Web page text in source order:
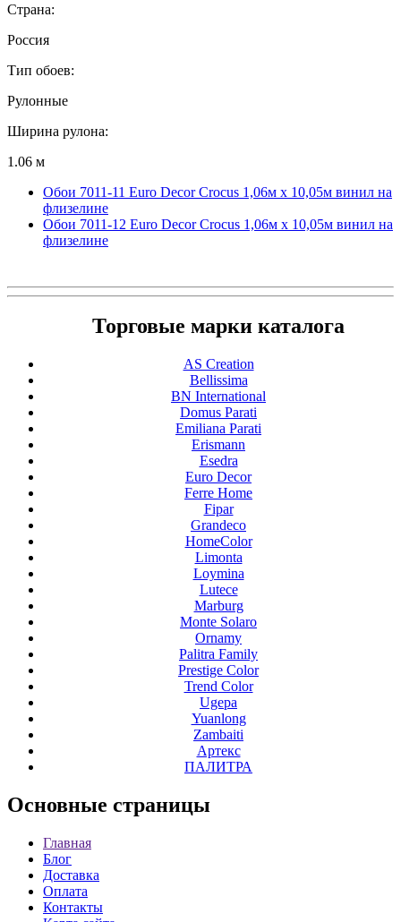
Страна:
Россия
Тип обоев:
Рулонные
Ширина рулона:
1.06 м
Обои 7011-11 Euro Decor Crocus 1,06м х 10,05м винил на
флизелине
Обои 7011-12 Euro Decor Crocus 1,06м х 10,05м винил на
флизелине
Торговые марки каталога
AS Creation
Bellissima
BN International
Domus Parati
Emiliana Parati
Erismann
Esedra
Euro Decor
Ferre Home
Fipar
Grandeco
HomeColor
Limonta
Loymina
Lutece
Marburg
Monte Solaro
Ornamy
Palitra Family
Prestige Color
Trend Color
Ugepa
Yuanlong
Zambaiti
Артекс
ПАЛИТРА
Основные страницы
Главная
Блог
Доставка
Оплата
Контакты